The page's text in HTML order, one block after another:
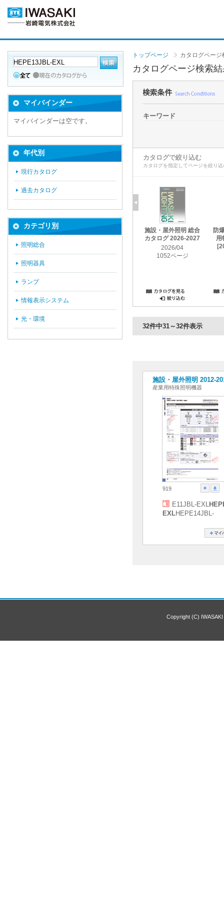
トップページ カタログページ
カタログページ検索
キーワード
カタログで絞り込む
カタログを指定してページを絞り
施設・屋外照明 総合
カタログ 2026-2027
2026/04
1052ページ
防
用
32件中31～32件表示
施設・屋外照明 2012-
産業用特殊照明機器
919
E11JBL-EXL
EXLHEPE14JBL-
マイバインダー
マイバインダーは空です。
年代別
現行カタログ
過去カタログ
カテゴリ別
照明総合
照明器具
ランプ
情報表示システム
光・環境
Copyright (C)